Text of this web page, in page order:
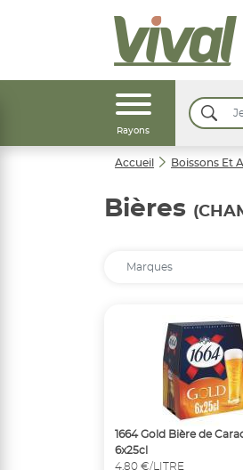
Rayons
Accueil Boissons Et
Bières
1664 Gold Bière de
6x25cl
4,80 €/LITRE